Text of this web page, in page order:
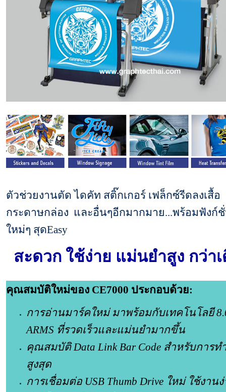
ตัวช่วยงานตัด ไดคัท สติ๊กเกอร์ เฟล็กซ์รีดลงเสื้อ
กระดาษกล่อง และอื่นๆอีกมากมาย...พร้อมฟังก์
ใหม่ๆ สุดEasy
สะดวก ใช้ง่าย แม่นยำสูง กว่า
คุณสมบัติใหม่ของ CE7000 ประกอบด้วย:
การอ่านมาร์คใหม่มาพร้อมกับเทคโนโลยี
ARMS ที่รวดเร็วและแม่นยำมากขึ้น
คุณสมบัติ Data Link Bar Code สำหรับการท
สูงสุด
การเชื่อมต่อ USB Thumb Drive ใหม่ ใช้งาน